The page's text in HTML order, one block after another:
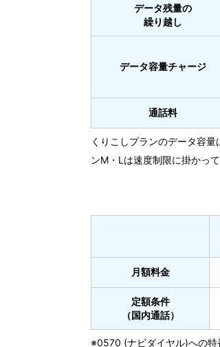
データ残量の
繰り越し
データ容量チャージ
通話料
くりこしプランのデータ容
ンM・Lは速度制限に掛かっ
月額料金
定額条件
（国内通話）
※0570 (ナビダイヤル)への特